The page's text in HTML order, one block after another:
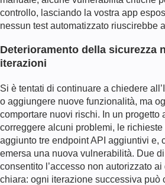
controllo, lasciando la vostra app
nessun test automatizzato riuscirebbe
Deterioramento della sicurezza
iterazioni
Si è tentati di continuare a chiedere
o aggiungere nuove funzionalità, ma
comportare nuovi rischi. In un progetto
correggere alcuni problemi, le
aggiunto tre endpoint API aggiuntivi e,
emersa una nuova vulnerabilità. Due
consentito l’accesso non autorizzato
chiara: ogni iterazione successiva può